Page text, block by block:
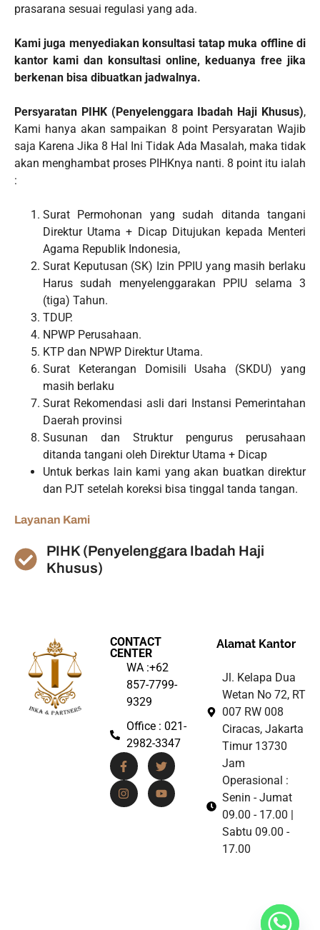
Layanan Kami
PIHK (Penyelenggara Ibadah Haji
Khusus)
prasarana sesuai regulasi yang ada.
Kami juga menyediakan konsultasi tatap muka offline di
kantor kami dan konsultasi online, keduanya free jika
berkenan bisa dibuatkan jadwalnya.
Persyaratan PIHK (Penyelenggara Ibadah Haji Khusus),
Kami hanya akan sampaikan 8 point Persyaratan Wajib
saja Karena Jika 8 Hal Ini Tidak Ada Masalah, maka tidak
akan menghambat proses PIHKnya nanti. 8 point itu ialah
:
Surat Permohonan yang sudah ditanda tangani
Direktur Utama + Dicap Ditujukan kepada Menteri
Agama Republik Indonesia,
Surat Keputusan (SK) Izin PPIU yang masih berlaku
Harus sudah menyelenggarakan PPIU selama 3
(tiga) Tahun.
TDUP.
NPWP Perusahaan.
KTP dan NPWP Direktur Utama.
Surat Keterangan Domisili Usaha (SKDU) yang
masih berlaku
Surat Rekomendasi asli dari Instansi Pemerintahan
Daerah provinsi
Susunan dan Struktur pengurus perusahaan
ditanda tangani oleh Direktur Utama + Dicap
Untuk berkas lain kami yang akan buatkan direktur
dan PJT setelah koreksi bisa tinggal tanda tangan.
CONTACT
CENTER
WA :+62
857-7799-
9329
Office : 021-
2982-3347
Alamat Kantor
Jl. Kelapa Dua
Wetan No 72, RT
007 RW 008
Ciracas, Jakarta
Timur 13730
Jam
Operasional :
Senin - Jumat
09.00 - 17.00 |
Sabtu 09.00 -
17.00